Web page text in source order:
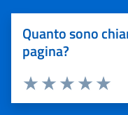
Quanto sono
pagina?
Valuta 4
Valuta 3
Valuta 2 stelle su
Valuta 1 stelle su 5